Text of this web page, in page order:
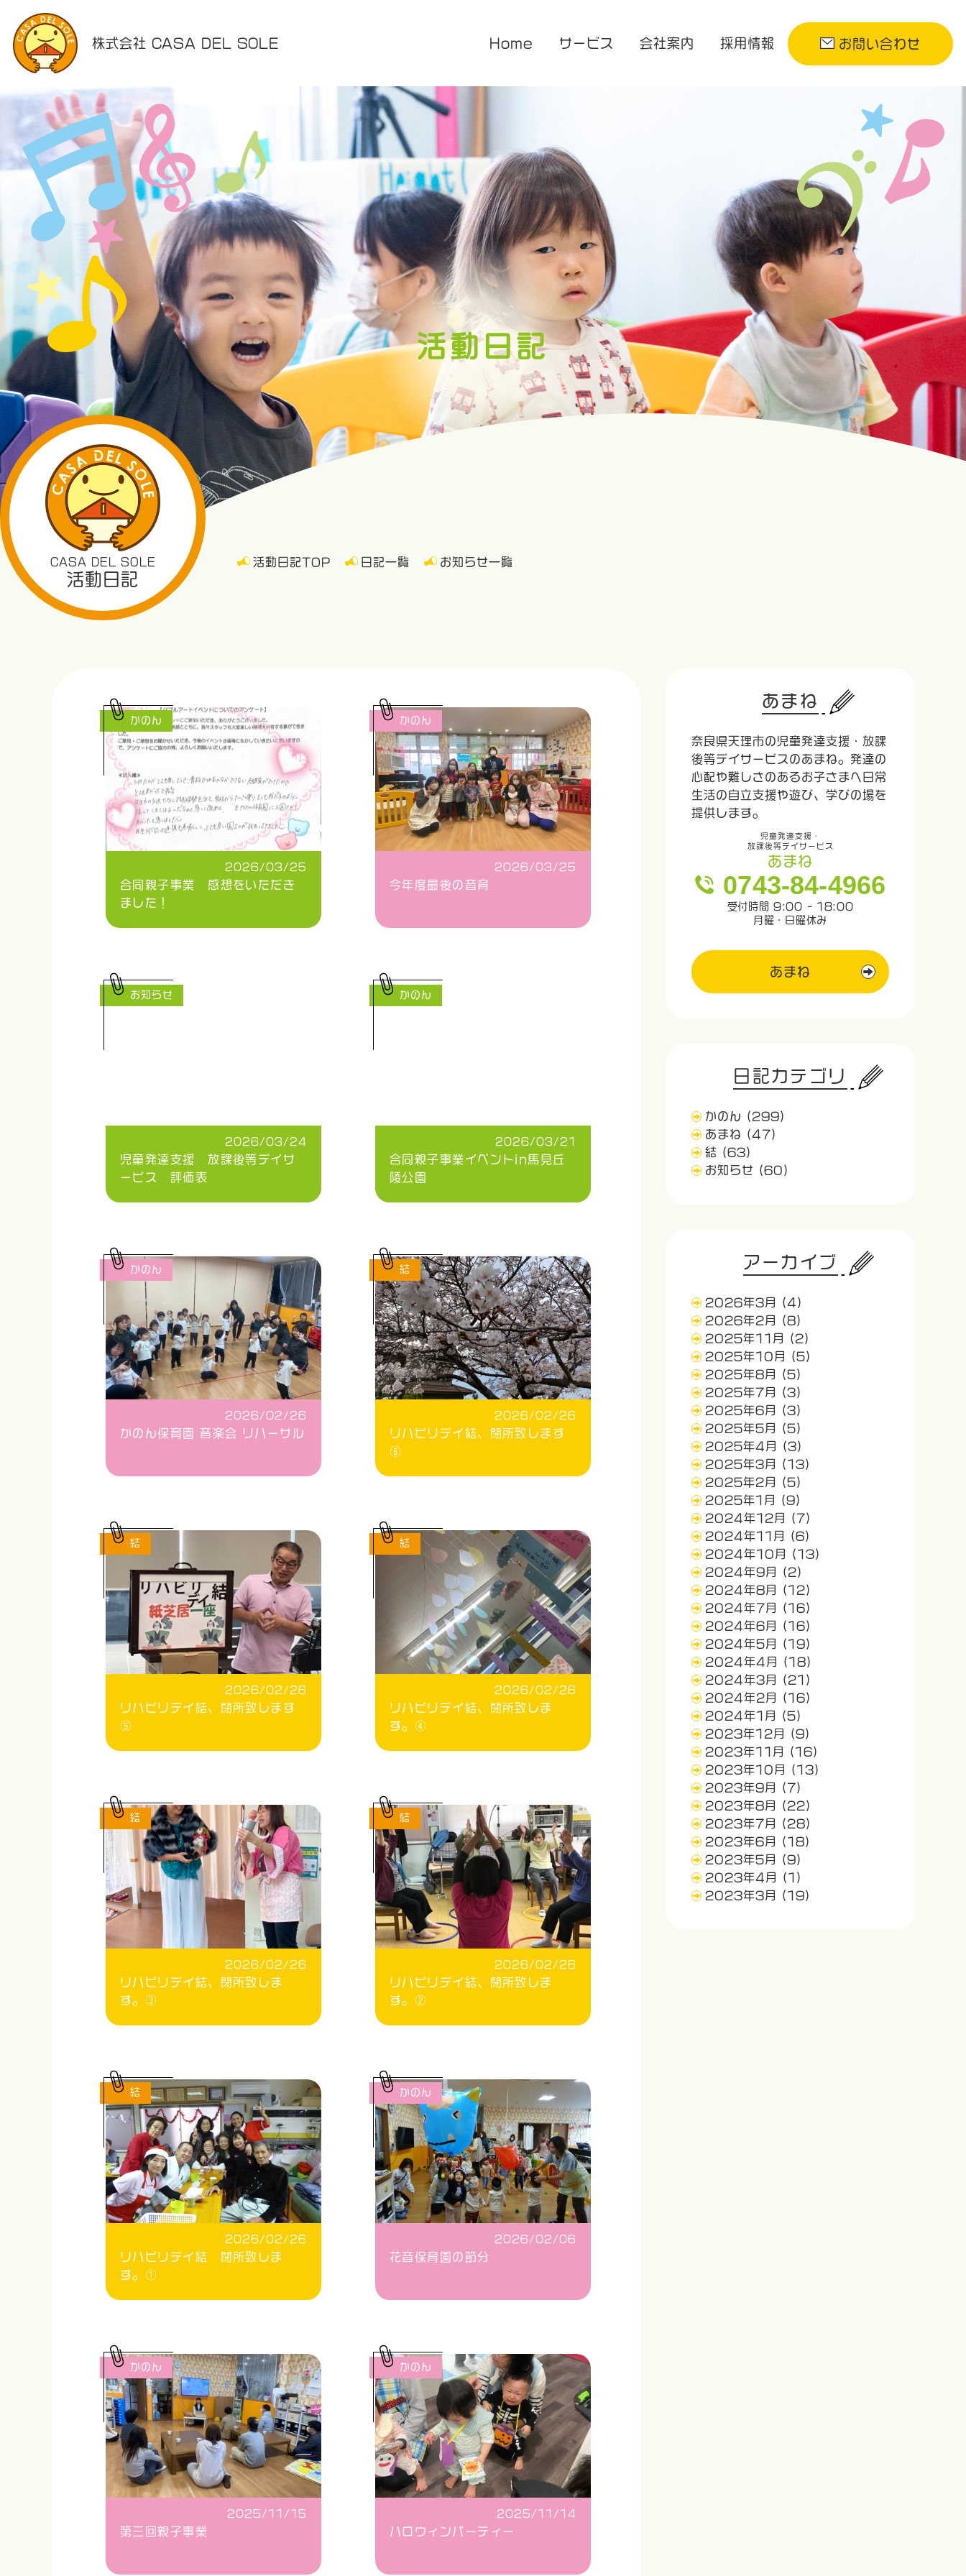
株式会社 CASA DEL SOLE Home サービス
企業主導型保育園
花音保育園
医療的ケア対応型児童発達支援
放課後等デイサービス
あまね
会社案内 採用情報 お問い合わせ
活動日記
CASA DEL SOLE
活動日記
活動日記TOP 日記一覧 お知らせ一覧
2026/03/25
合同親子事業 感想をいただき
ました！
かのん
2026/03/25
今年度最後の音育
かのん
2026/03/24
児童発達支援 放課後等デイサ
ービス 評価表
お知らせ
2026/03/21
合同親子事業イベントin馬見丘
陵公園
かのん
2026/02/26
かのん保育園 音楽会 リハーサル
かのん
2026/02/26
リハビリデイ結、閉所致します
⑥
結
2026/02/26
リハビリデイ結、閉所致します
⑤
結
2026/02/26
リハビリデイ結、閉所致しま
す。④
結
2026/02/26
リハビリデイ結、閉所致しま
す。③
結
2026/02/26
リハビリデイ結、閉所致しま
す。②
結
2026/02/26
リハビリデイ結 閉所致しま
す。①
結
2026/02/06
花音保育園の節分
かのん
2025/11/15
第三回親子事業
かのん
2025/11/14
ハロウィンパーティー
かのん
あまね
奈良県天理市の児童発達支援・放課
後等デイサービスのあまね。発達の
心配や難しさのあるお子さまへ日常
生活の自立支援や遊び、学びの場を
提供します。
児童発達支援・
放課後等デイサービス
あまね
0743-84-4966
受付時間 9:00 - 18:00
月曜・日曜休み
あまね
日記カテゴリ
かのん
(299)
あまね
(47)
結 (63)
お知らせ
(60)
アーカイブ
2026年3月
(4)
2026年2月
(8)
2025年11月
(2)
2025年10月
(5)
2025年8月
(5)
2025年7月
(3)
2025年6月
(3)
2025年5月
(5)
2025年4月
(3)
2025年3月
(13)
2025年2月
(5)
2025年1月
(9)
2024年12月
(7)
2024年11月
(6)
2024年10月
(13)
2024年9月
(2)
2024年8月
(12)
2024年7月
(16)
2024年6月
(16)
2024年5月
(19)
2024年4月
(18)
2024年3月
(21)
2024年2月
(16)
2024年1月
(5)
2023年12月
(9)
2023年11月
(16)
2023年10月
(13)
2023年9月
(7)
2023年8月
(22)
2023年7月
(28)
2023年6月
(18)
2023年5月
(9)
2023年4月
(1)
2023年3月
(19)